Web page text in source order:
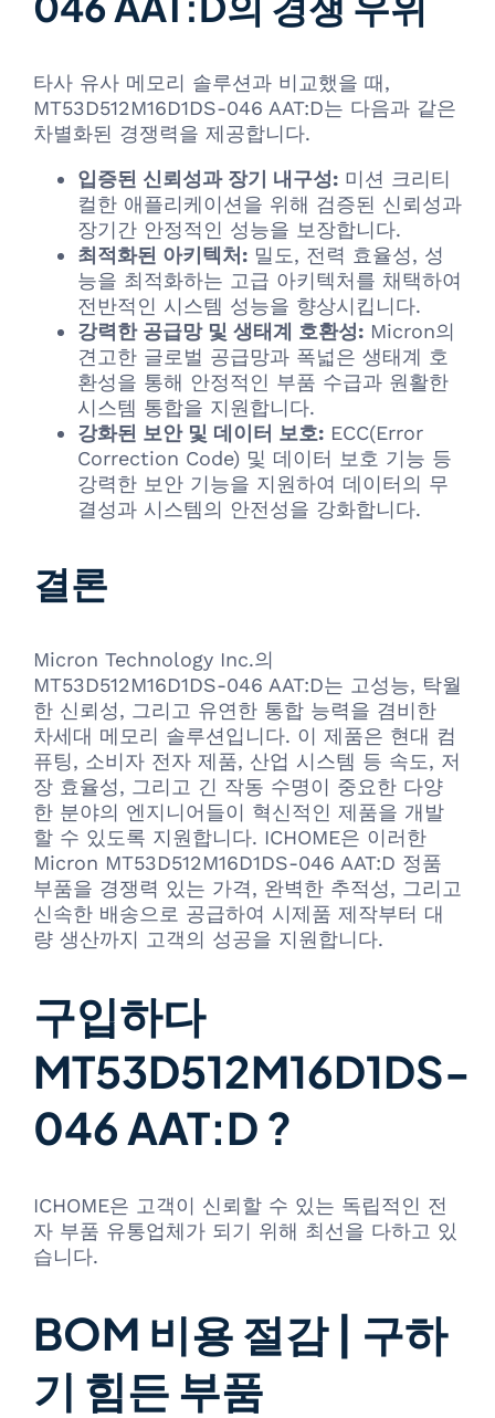
타사 유사 메모리 솔루션과 비교했을 때,
MT53D512M16D1DS-046 AAT:D는 다음과 같은
차별화된 경쟁력을 제공합니다.
입증된 신뢰성과 장기 내구성: 미션 크리티
컬한 애플리케이션을 위해 검증된 신뢰성과
장기간 안정적인 성능을 보장합니다.
최적화된 아키텍처: 밀도, 전력 효율성, 성
능을 최적화하는 고급 아키텍처를 채택하여
전반적인 시스템 성능을 향상시킵니다.
강력한 공급망 및 생태계 호환성: Micron의
견고한 글로벌 공급망과 폭넓은 생태계 호
환성을 통해 안정적인 부품 수급과 원활한
시스템 통합을 지원합니다.
강화된 보안 및 데이터 보호: ECC(Error
Correction Code) 및 데이터 보호 기능 등
강력한 보안 기능을 지원하여 데이터의 무
결성과 시스템의 안전성을 강화합니다.
결론
Micron Technology Inc.의
MT53D512M16D1DS-046 AAT:D는 고성능, 탁월
한 신뢰성, 그리고 유연한 통합 능력을 겸비한
차세대 메모리 솔루션입니다. 이 제품은 현대 컴
퓨팅, 소비자 전자 제품, 산업 시스템 등 속도, 저
장 효율성, 그리고 긴 작동 수명이 중요한 다양
한 분야의 엔지니어들이 혁신적인 제품을 개발
할 수 있도록 지원합니다. ICHOME은 이러한
Micron MT53D512M16D1DS-046 AAT:D 정품
부품을 경쟁력 있는 가격, 완벽한 추적성, 그리고
신속한 배송으로 공급하여 시제품 제작부터 대
량 생산까지 고객의 성공을 지원합니다.
구입하다
MT53D512M16D1DS-
046 AAT:D ?
ICHOME은 고객이 신뢰할 수 있는 독립적인 전
자 부품 유통업체가 되기 위해 최선을 다하고 있
습니다.
BOM 비용 절감 | 구하
기 힘든 부품